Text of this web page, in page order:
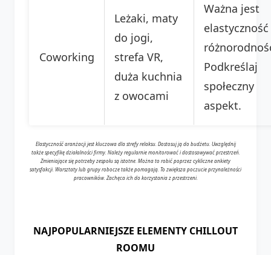
Coworking
Leżaki, maty
do jogi,
strefa VR,
duża kuchnia
z owocami
Ważna jest
Podkreślaj
społeczny
aspekt.
Elastyczność aranżacji jest kluczowa dla strefy relaksu. Dostosuj ją do budżetu. Uwzględnij
także specyfikę działalności firmy. Należy regularnie monitorować i dostosowywać przestrzeń.
Zmieniające się potrzeby zespołu są istotne. Można to robić poprzez cykliczne ankiety
satysfakcji. Warsztaty lub grupy robocze także pomagają. To zwiększa poczucie przynależności
pracowników. Zachęca ich do korzystania z przestrzeni.
NAJPOPULARNIEJSZE ELEMENTY CHILLOUT
ROOMU